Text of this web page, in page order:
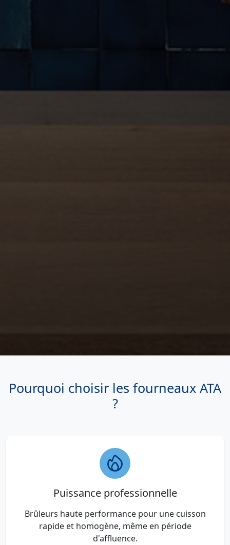
Pourquoi choisir les fourneaux ATA
?
Puissance professionnelle
Brûleurs haute performance pour une cuisson
rapide et homogène, même en période
d'affluence.